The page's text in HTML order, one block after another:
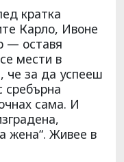
кратка
Карло, Ивоне
— оставя
мести в
че за да успееш
сребърна
сама. И
жена“. Живее в